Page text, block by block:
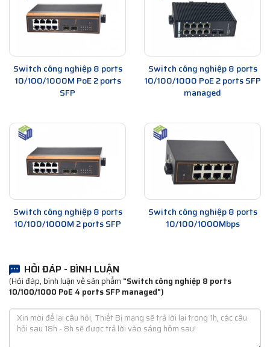
Switch công nghiệp 8 ports
10/100/1000M PoE 2 ports
SFP
Switch công nghiệp 8 ports
10/100/1000 PoE 2 ports SFP
managed
Switch công nghiệp 8 ports
10/100/1000M 2 ports SFP
Switch công nghiệp 8 ports
10/100/1000Mbps
HỎI ĐÁP - BÌNH LUẬN
(Hỏi đáp, bình luận về sản phẩm "Switch công nghiệp 8 ports
10/100/1000 PoE 4 ports SFP managed")